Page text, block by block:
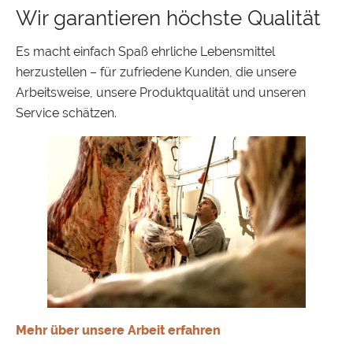
Wir garantieren höchste Qualität
Es macht einfach Spaß ehrliche Lebensmittel
herzustellen – für zufriedene Kunden, die unsere
Arbeitsweise, unsere Produktqualität und unseren
Service schätzen.
Mehr über unsere Arbeit erfahren